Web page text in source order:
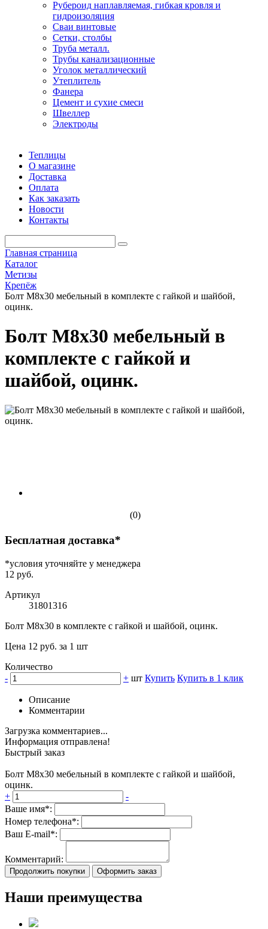
Рубероид наплавляемая, гибкая кровля и
гидроизоляция
Сваи винтовые
Сетки, столбы
Труба металл.
Трубы канализационные
Уголок металлический
Утеплитель
Фанера
Цемент и сухие смеси
Швеллер
Электроды
Теплицы
О магазине
Доставка
Оплата
Как заказать
Новости
Контакты
Главная страница
Каталог
Метизы
Крепёж
Болт М8х30 мебельный в комплекте с гайкой и шайбой,
оцинк.
Болт М8х30 мебельный в
комплекте с гайкой и
шайбой, оцинк.
(0)
Бесплатная доставка*
*условия уточняйте у менеджера
12 руб.
Артикул
31801316
Болт М8х30 в комплекте с гайкой и шайбой, оцинк.
Цена 12 руб. за 1 шт
Количество
-
+ шт Купить Купить в 1 клик
Описание
Комментарии
Загрузка комментариев...
Информация отправлена!
Быстрый заказ
Болт М8х30 мебельный в комплекте с гайкой и шайбой,
оцинк.
+
-
Ваше имя*:
Номер телефона*:
Ваш E-mail*:
Комментарий:
Продолжить покупки Оформить заказ
Наши преимущества